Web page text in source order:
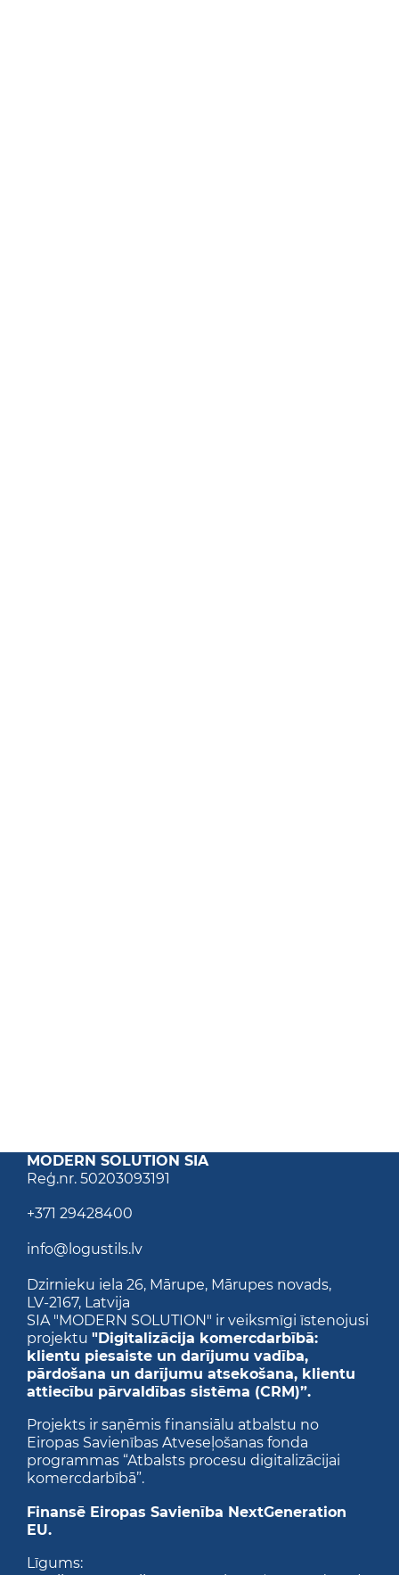
MODERN SOLUTION SIA
Reģ.nr. 50203093191
+371 29428400
info@logustils.lv
Dzirnieku iela 26, Mārupe, Mārupes novads,
LV-2167,Latvija
SIA "MODERN SOLUTION" ir veiksmīgi īstenojusi
projektu "Digitalizācija komercdarbībā:
klientu piesaiste un darījumu vadība,
pārdošana un darījumu atsekošana, klientu
attiecību pārvaldības sistēma (CRM)”.
Projekts ir saņēmis finansiālu atbalstu no
Eiropas Savienības Atveseļošanas fonda
programmas “Atbalsts procesu digitalizācijai
komercdarbībā”.
Finansē Eiropas Savienība NextGeneration
EU.
Līgums: